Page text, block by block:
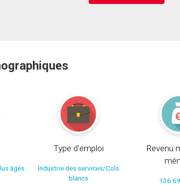
âgés
Type d'emploi
Industrie des services/Cols
blancs
Revenu
136